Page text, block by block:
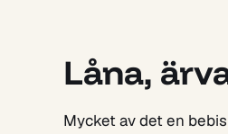
Låna,
Mycket av det en